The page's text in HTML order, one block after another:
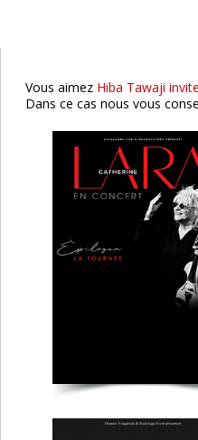
Vous aimez Hiba Tawaji
Dans ce cas nous vous
Hervé Vilard